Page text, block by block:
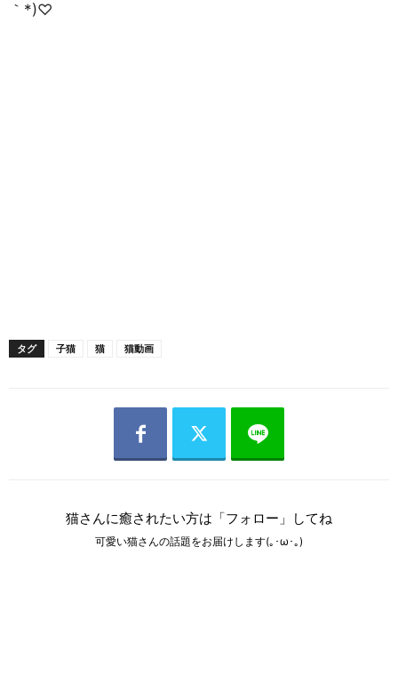
｀*)♡
タグ 子猫 猫 猫動画
猫さんに癒されたい方は「フォロー」してね
可愛い猫さんの話題をお届けします(｡･ω･｡)